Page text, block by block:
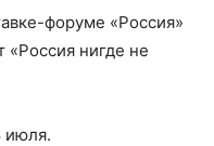
форуме «Россия»
«Россия нигде не
июля.